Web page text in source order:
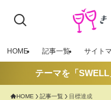
HOME 記事一覧 サイト
テーマを「SWELL
HOME 記事一覧 目標達成